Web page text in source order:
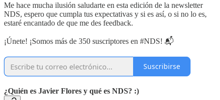
Me hace mucha ilusión saludarte en esta edición de la newsletter
NDS, espero que cumpla tus expectativas y si es así, o si no lo es,
estaré encantado de que me des feedback.
¡Únete! ¡Somos más de 350 suscriptores en #NDS! 📬
Suscribirse
¿Quién es Javier Flores y qué es NDS? :)